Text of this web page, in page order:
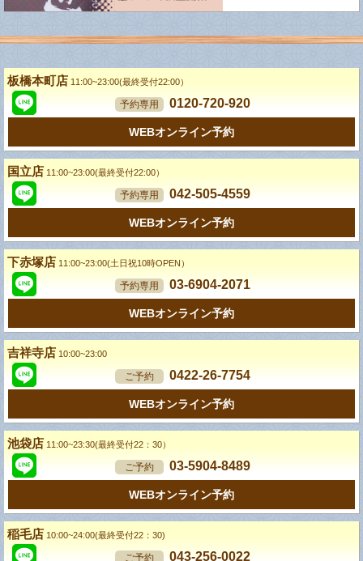
板橋本町店 11:00~23:00(最終受付22:00）
予約専用 0120-720-920
WEBオンライン予約
国立店 11:00~23:00(最終受付22:00）
予約専用 042-505-4559
WEBオンライン予約
下赤塚店 11:00~23:00(土日祝10時OPEN）
予約専用 03-6904-2071
WEBオンライン予約
吉祥寺店 10:00~23:00
ご予約 0422-26-7754
WEBオンライン予約
池袋店 11:00~23:30(最終受付22：30）
ご予約 03-5904-8489
WEBオンライン予約
稲毛店 10:00~24:00(最終受付22：30)
ご予約 043-256-0022